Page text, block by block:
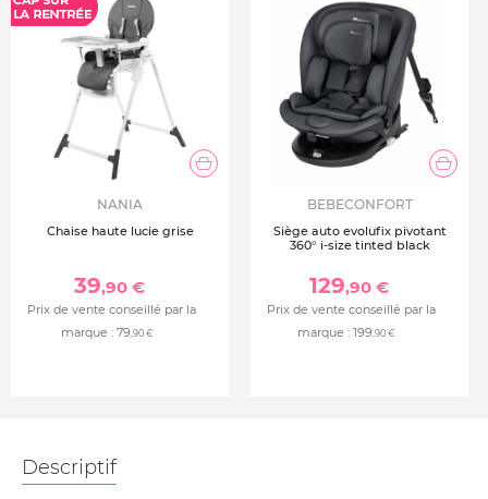
NANIA
Chaise haute lucie grise
39,90 €
Prix de vente conseillé par la
marque : 79,90 €
BEBECONFORT
Siège auto evolufix pivotant
360° i-size tinted black
129,90 €
Prix de vente conseillé par la
marque : 199,90 €
Descriptif